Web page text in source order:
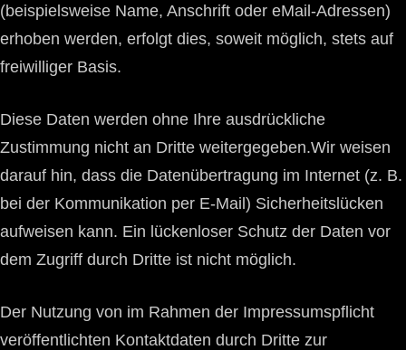
(beispielsweise Name, Anschrift oder eMail-Adressen)
erhoben werden, erfolgt dies, soweit möglich, stets auf
freiwilliger Basis.
Diese Daten werden ohne Ihre ausdrückliche
Zustimmung nicht an Dritte weitergegeben.Wir weisen
darauf hin, dass die Datenübertragung im Internet (z. B.
bei der Kommunikation per E-Mail) Sicherheitslücken
aufweisen kann. Ein lückenloser Schutz der Daten vor
dem Zugriff durch Dritte ist nicht möglich.
Der Nutzung von im Rahmen der Impressumspflicht
veröffentlichten Kontaktdaten durch Dritte zur